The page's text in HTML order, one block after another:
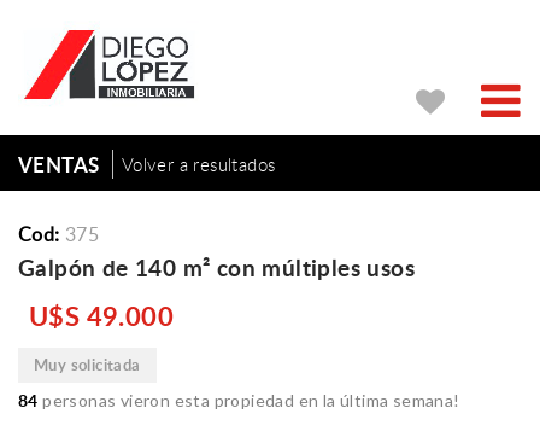
VENTAS Volver a resultados
Cod: 375
Galpón de 140 m² con múltiples usos
U$S 49.000
Muy solicitada
84personas vieron esta propiedad en la última semana!